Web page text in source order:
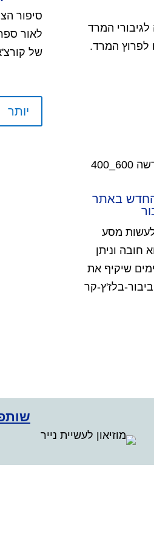
סיפור
לאור
של
יותר
המרד
החדש באתר
מסע
וניתן
שיקיף את
בלז'ץ-קר